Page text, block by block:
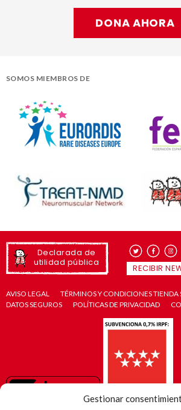
Gestionar
DONA AHORA
SOMOS MIEMBROS DE
Declarada de
utilidad pública
RECIBIR
AVISO LEGAL
TÉRMINOS Y CONDICIONES TIENDA
DATOS SEGUROS
POLÍTICAS DE PRIVACIDAD